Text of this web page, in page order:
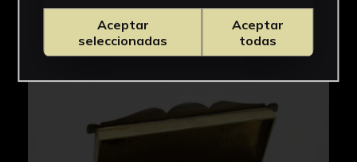
Aceptar
seleccionadas
Aceptar
todas